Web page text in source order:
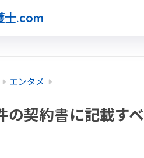
士.com
エンタメ
の契約書に記載す